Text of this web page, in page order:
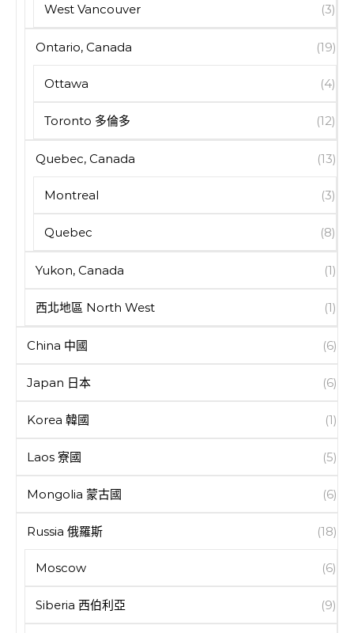
West Vancouver (3)
Ontario, Canada (19)
Ottawa (4)
Toronto 多倫多 (12)
Quebec, Canada (13)
Montreal (3)
Quebec (8)
Yukon, Canada (1)
西北地區 North West (1)
China 中國 (6)
Japan 日本 (6)
Korea 韓國 (1)
Laos 寮國 (5)
Mongolia 蒙古國 (6)
Russia 俄羅斯 (18)
Moscow (6)
Siberia 西伯利亞 (9)